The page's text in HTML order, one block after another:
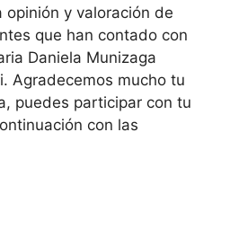
y valoración de
que han contado con
Daniela Munizaga
Agradecemos mucho tu
puedes participar con tu
con las